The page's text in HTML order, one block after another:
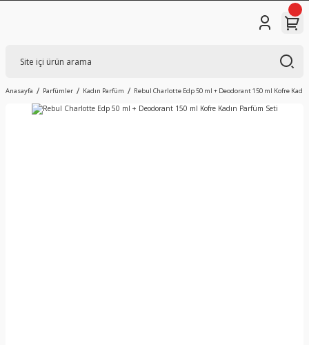
Anasayfa Parfümler Kadın Parfüm Rebul Charlotte Edp 50 ml + Deodorant 150 ml Kofre